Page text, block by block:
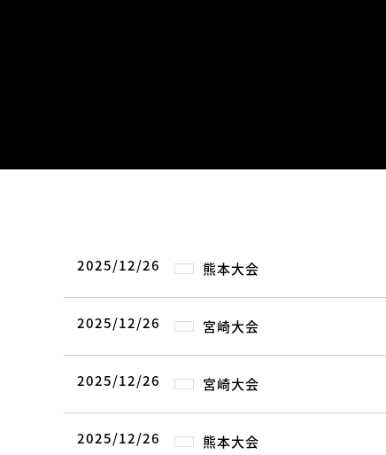
2025/12/26 熊本大会
2025/12/26 宮崎大会
2025/12/26 宮崎大会
2025/12/26 熊本大会